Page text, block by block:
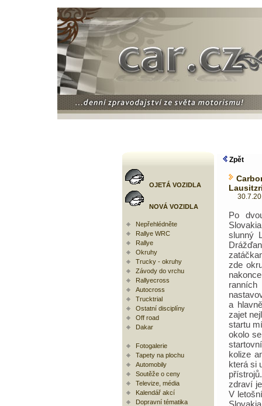
OJETÁ VOZIDLA
NOVÁ VOZIDLA
Nepřehlédněte
Rallye WRC
Rallye
Okruhy
Trucky - okruhy
Závody do vrchu
Rallyecross
Autocross
Trucktrial
Ostatní disciplíny
Off road
Dakar
Fotogalerie
Tapety na plochu
Automobily
Soutěže o ceny
Televize, média
Kalendář akcí
Dopravní tématika
Zpět
Po
slunný
zde
a
zajet
startu
okolo
kolize
která si
zdraví
V